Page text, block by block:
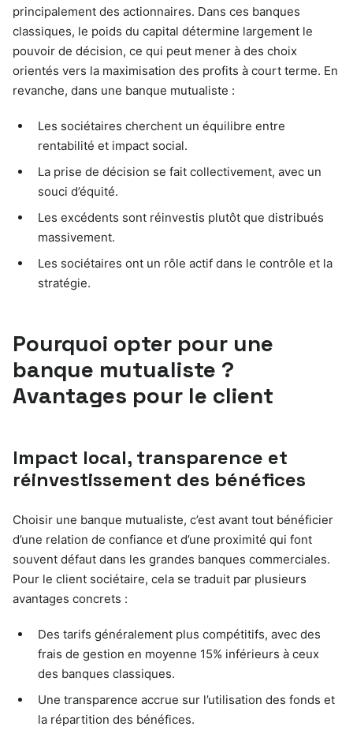
principalement des actionnaires. Dans ces banques
classiques, le poids du capital détermine largement le
pouvoir de décision, ce qui peut mener à des choix
orientés vers la maximisation des profits à court terme. En
revanche, dans une banque mutualiste :
Les sociétaires cherchent un équilibre entre
rentabilité et impact social.
La prise de décision se fait collectivement, avec un
souci d’équité.
Les excédents sont réinvestis plutôt que distribués
massivement.
Les sociétaires ont un rôle actif dans le contrôle et la
stratégie.
Pourquoi opter pour une
banque mutualiste ?
Avantages pour le client
Impact local, transparence et
réinvestissement des bénéfices
Choisir une banque mutualiste, c’est avant tout bénéficier
d’une relation de confiance et d’une proximité qui font
souvent défaut dans les grandes banques commerciales.
Pour le client sociétaire, cela se traduit par plusieurs
avantages concrets :
Des tarifs généralement plus compétitifs, avec des
frais de gestion en moyenne 15% inférieurs à ceux
des banques classiques.
Une transparence accrue sur l’utilisation des fonds et
la répartition des bénéfices.